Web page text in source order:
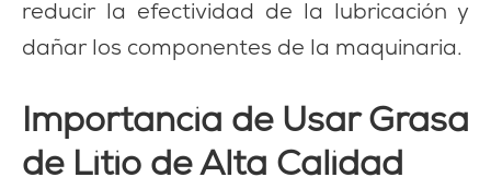
reducir la efectividad de la lubricación y
dañar los componentes de la maquinaria.
Importancia de Usar Grasa
de Litio de Alta Calidad